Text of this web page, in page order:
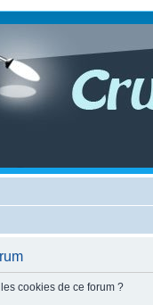
cookies de ce forum ?